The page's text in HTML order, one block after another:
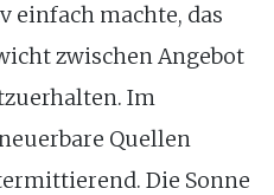
einfach machte, das
zwischen Angebot
Im
Quellen
Die Sonne